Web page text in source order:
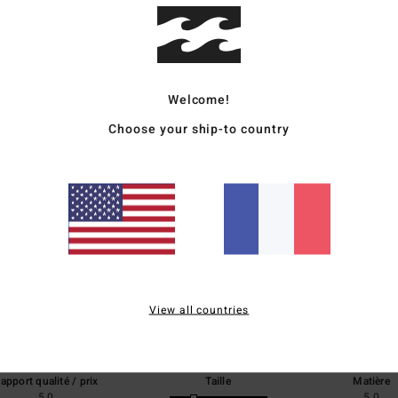
Note moyenne
5.0
1 avis vérifiésdepuis juillet 2026
qualité / prix
Taille
Matière
Welcome!
Choose your ship-to country
View all countries